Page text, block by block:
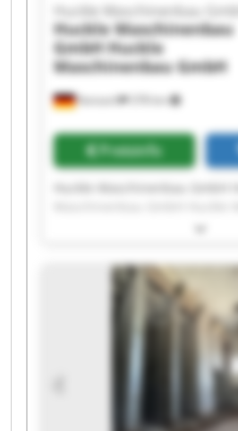
Kanzach 378 km
Huckle Maschinenbau
Huckle Maschinenbau
GmbHHuckle
Maschinenbau GmbH
Preisinfo
GmbH Huckle Maschinenbau
GmbH Huckle Maschinenbau
Maschinenbau GmbH Huckle
GmbH Huckle Maschinenbau
Maschinenbau GmbH Huckle
GmbH Huckle Maschinenbau
Maschinenbau GmbH Huckle
GmbH Huckle Maschinenbau
Maschinenbau GmbH Huckle
GmbH Huckle Maschinenbau